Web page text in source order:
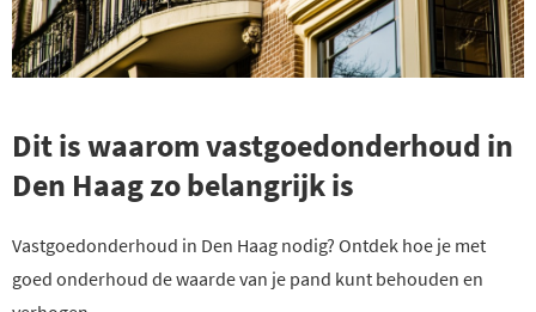
Dit is waarom vastgoedonderhoud in
Den Haag zo belangrijk is
Vastgoedonderhoud in Den Haag nodig? Ontdek hoe je met
goed onderhoud de waarde van je pand kunt behouden en